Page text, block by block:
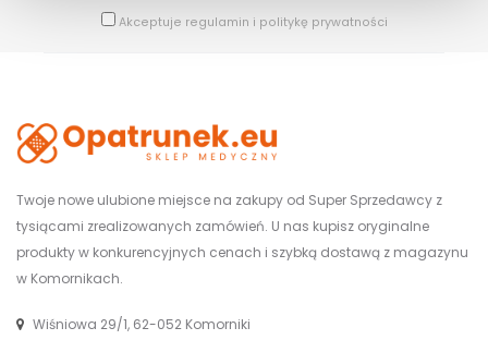
Akceptuje regulamin i politykę prywatności
Twoje nowe ulubione miejsce na zakupy od Super Sprzedawcy z
tysiącami zrealizowanych zamówień. U nas kupisz oryginalne
produkty w konkurencyjnych cenach i szybką dostawą z magazynu
w Komornikach.
Wiśniowa 29/1, 62-052 Komorniki